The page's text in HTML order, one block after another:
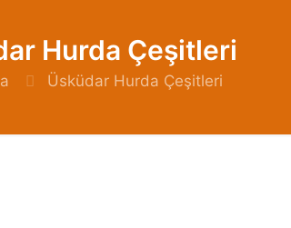
Hurda Çeşitleri
Üsküdar Hurda Çeşitleri